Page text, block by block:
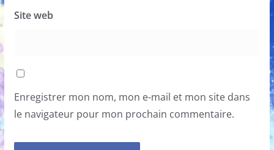
Site web
Enregistrer mon nom, mon e-mail et mon site dans
le navigateur pour mon prochain commentaire.